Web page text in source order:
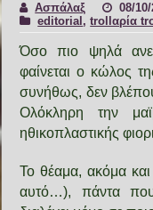
Ασπάλαξ
08/
editorial ,trollαρία
Όσο πιο ψηλά
φαίνεται ο κώλος
συνήθως, δεν
Ολόκληρη την
ηθικοπλαστικής
Το θέαμα, ακόμα και
αυτό…), πάντα